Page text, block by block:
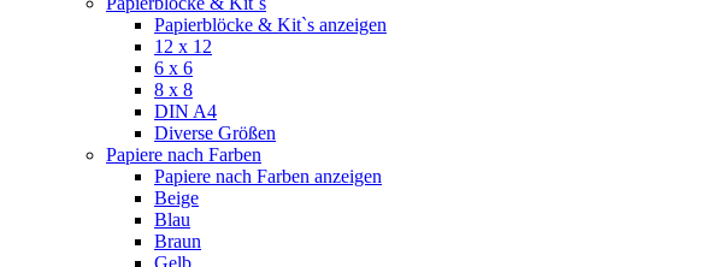
Papierblöcke & Kit`s anzeigen
12 x 12
6 x 6
8 x 8
DIN A4
Diverse Größen
Papiere nach Farben
Papiere nach Farben anzeigen
Beige
Blau
Braun
Gelb